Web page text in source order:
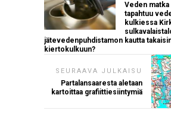
Veden
tapahtuu
kulkiessa
jätevedenpuhdistamon kautta
kiertokulkuun?
SEURAAVA JULKAISU
Partalansaaresta aletaan
kartoittaa grafiittiesiintymiä